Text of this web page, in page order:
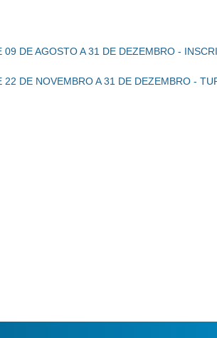
DE AGOSTO A 31 DE DEZEMBRO -
DE NOVEMBRO A 31 DE DEZEMBRO -